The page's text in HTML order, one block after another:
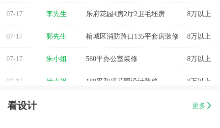
07-17 李先生 乐府花园4房2厅2卫毛坯房 8万以上
07-17 郭先生 榕城区消防路口135平套房装修 8万以上
07-17 朱小姐 560平办公室装修 8万以上
07-17 伊小姐 180平和盛花园设计装修 8万以上
07-17
看设计 更多